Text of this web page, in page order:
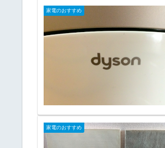
家電のおすすめ
家電のおすすめ